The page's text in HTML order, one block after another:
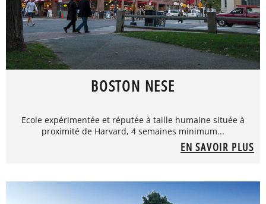
BOSTON NESE
Ecole expérimentée et réputée à taille humaine située à
proximité de Harvard, 4 semaines minimum...
EN SAVOIR PLUS